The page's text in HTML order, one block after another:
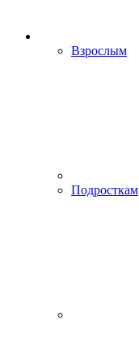
Взрослым
Подросткам